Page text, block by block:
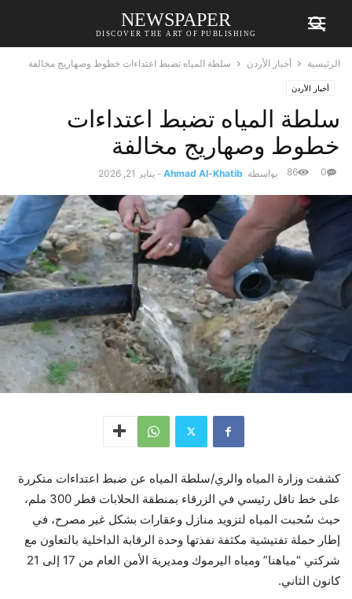
NEWSPAPER
DISCOVER THE ART OF PUBLISHING
الرئيسية أخبار الأردن سلطة المياه تضبط اعتداءات خطوط وصهاريج مخالفة
أخبار الأردن
سلطة المياه تضبط اعتداءات
خطوط وصهاريج مخالفة
بواسطة Ahmad Al-Khatib
- يناير 21, 2026 0
86
كشفت وزارة المياه والري/سلطة المياه عن ضبط اعتداءات متكررة
على خط ناقل رئيسي في الزرقاء بمنطقة الحلابات قطر 300 ملم،
حيث سُحبت المياه لتزويد منازل وعقارات بشكل غير مصرح، في
إطار حملة تفتيشية مكثفة نفذتها وحدة الرقابة الداخلية بالتعاون مع
شركتي “مياهنا” ومياه اليرموك ومديرية الأمن العام من 17 إلى 21
كانون الثاني.